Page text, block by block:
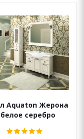
Aquaton Жерона
серебро